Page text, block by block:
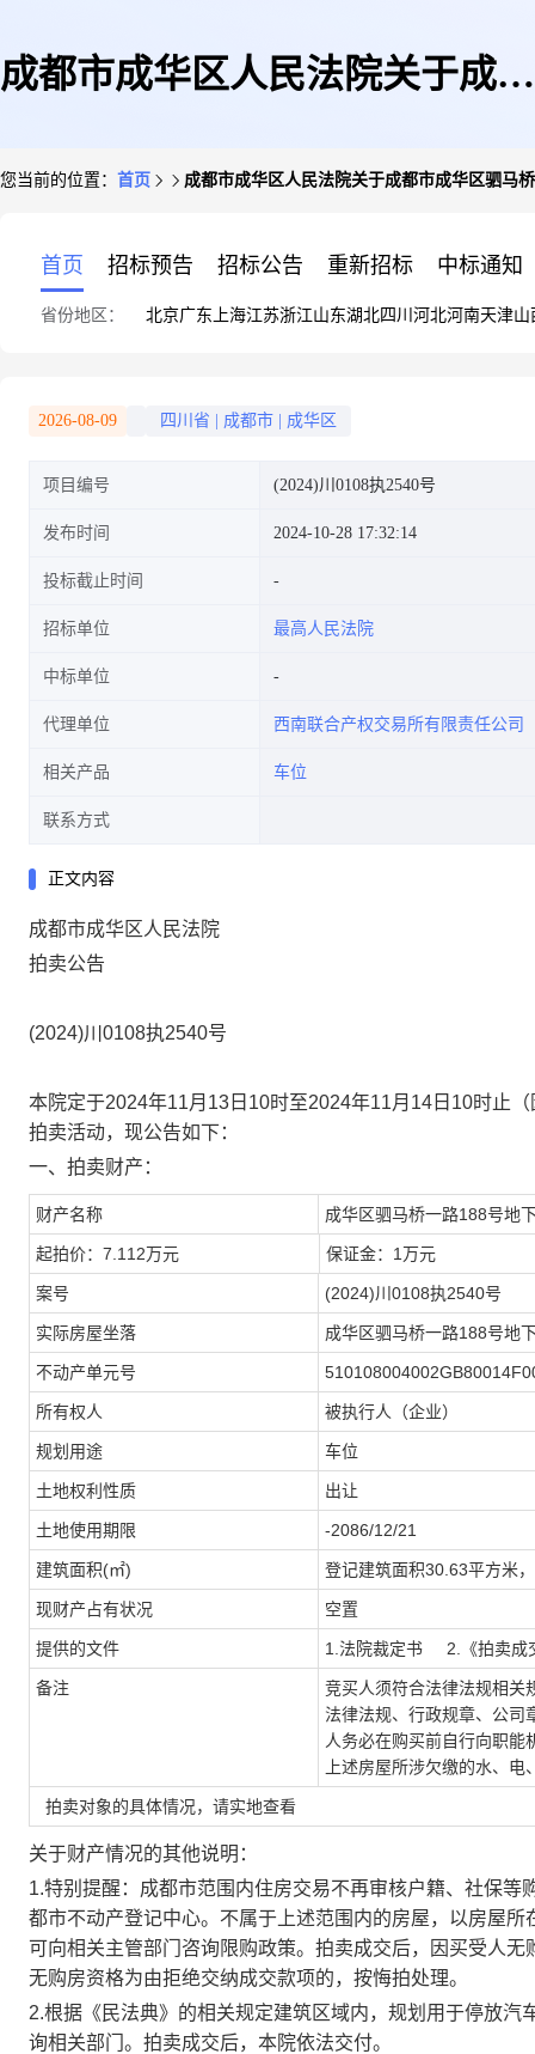
成都市成华区人民法院关于成都
卖)的公告
您当前的位置： 首页 成都市成华区人民法院关于成都市成华区驷马
首页 招标预告 招标公告 重新招标 中标通知
省份地区： 北京广东 上海江苏浙江山东湖北四川 河北河南天津山
2026-08-09 四川省 成都市 成华区
项目编号 (2024)川0108执2540号
发布时间 2024-10-28 17:32:14
投标截止时间
招标单位 最高人民法院
中标单位
代理单位 西南联合产权交易所有限责任公司
相关产品 车位
联系方式
正文内容
成都市成华区人民法院
拍卖公告
(2024)川0108执2540号
本院定于2024年11月 13 日 10时至2024年11月 14 日 10时止
拍卖活动，现公告如下：
一、拍卖财产：
财产名称 成华区驷马桥一路188号地
起拍价： 7.112万元 保证金： 1万元
案号 (2024)川0108执2540号
实际房屋坐落 成华区驷马桥一路188号地
不动产单元号
所有权人 被执行人（企业）
规划 用途 车位
土地权利性质 出让
土地使用期限 -2086/12/21
建筑面积(㎡) 登记建筑面积30.63平方米
现财产占有状况 空置
提供的文件 1.法院裁定书 2.《拍卖成
备注
竞买人须符合法律法规相关
法律法规、行政规章、公司
人务必在购买前自行向职能
上述房屋所涉欠缴的水、
拍卖对象的具体情况，请实地查看
关于财产情况的其他说明：
1.特别提醒： 成都市范围内住房交易不再审核户籍、社保等
都市不动产登记中心。不属于上述范围内的房屋，以房屋所
可向相关主管部门咨询限购政策。拍卖成交后，因买受人
无购房资格为由拒绝交纳成交款项的，按悔拍处理。
2.根据《民法典》的相关规定建筑区域内，规划用于停放
询相关部门。拍卖成交后，本院依法交付。